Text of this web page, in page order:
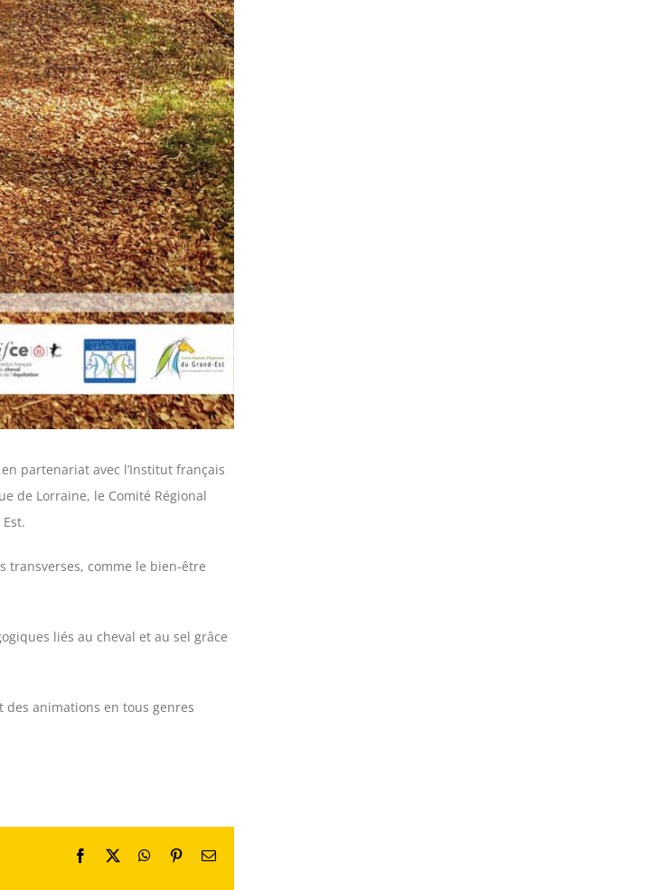
partenariat avec l’Institut français
de Lorraine, le Comité Régional
transverses, comme le bien-être
liés au cheval et au sel grâce
des animations en tous genres
Facebook
X WhatsApp
PinterestEmail